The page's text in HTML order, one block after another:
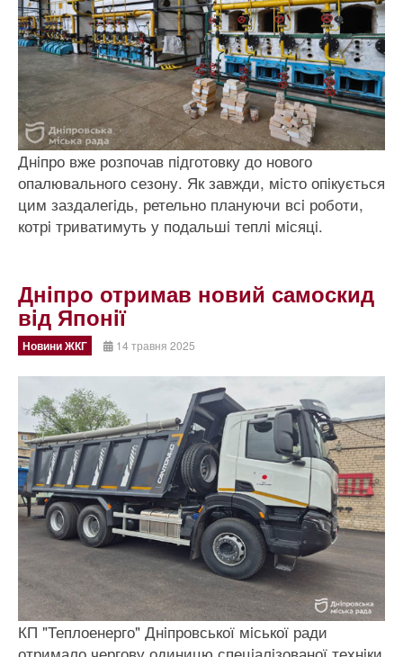
Днiпро вже розпочав пiдготовку до нового
опалювального сезону. Як завжди, мiсто опiкується
цим заздалегiдь, ретельно плануючи всi роботи,
котрi триватимуть у подальшi теплi мiсяцi.
Днiпро отримав новий самоскид
вiд Японiї
Новини ЖКГ 14 травня 2025
КП "Теплоенерго" Днiпровської мiської ради